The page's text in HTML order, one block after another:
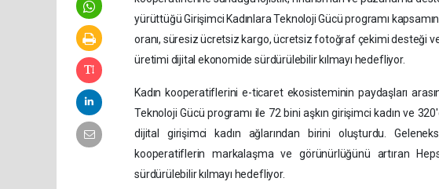
yürüttüğü Girişimci Kadınlara Teknoloji Gücü programı
oranı, süresiz ücretsiz kargo, ücretsiz fotoğraf çekimi desteği
üretimi dijital ekonomide sürdürülebilir kılmayı hedefliyor.
Kadın kooperatiflerini e-ticaret ekosisteminin paydaşları
Teknoloji Gücü programı ile 72 bini aşkın girişimci kadın ve
dijital girişimci kadın ağlarından birini oluşturdu.
kooperatiflerin markalaşma ve görünürlüğünü artıran
sürdürülebilir kılmayı hedefliyor.